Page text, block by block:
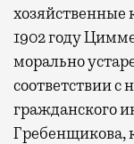
хозяйственные
1902 году
морально
соответствии
гражданского
Гребенщикова,